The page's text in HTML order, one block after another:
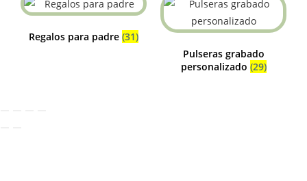
Regalos para padre (31)
Pulseras grabado
personalizado (29)